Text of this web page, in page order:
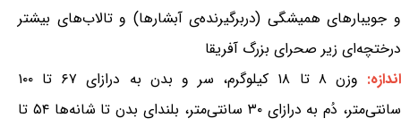
و جویبارهای همیشگی (دربرگیرنده‌ی آبشارها) و تالاب‌های بیشتر
درختچه‌ای زیر صحرای بزرگ آفریقا
اندازه:
وزن ۸ تا ۱۸ کیلوگرم، سر و بدن به درازای ۶۷ تا ۱۰۰
سانتی‌متر، دُم به درازای ۳۰ سانتی‌متر، بلندای بدن تا شانه‌ها ۵۴ تا